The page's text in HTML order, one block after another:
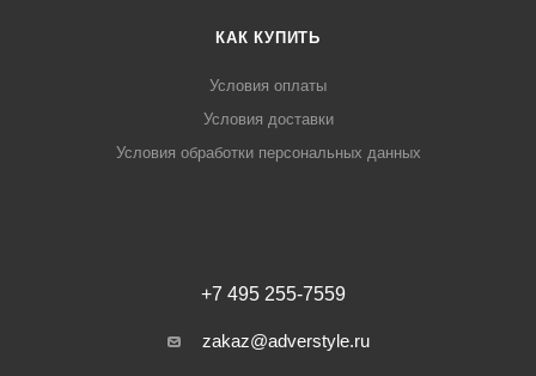
КАК КУПИТЬ
Условия оплаты
Условия доставки
Условия обработки персональных данных
+7 495 255-7559
zakaz@adverstyle.ru